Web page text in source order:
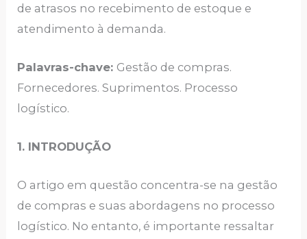
de atrasos no recebimento de estoque e
atendimento à demanda.
Palavras-chave: Gestão de compras.
Fornecedores. Suprimentos. Processo
logístico.
1. INTRODUÇÃO
O artigo em questão concentra-se na gestão
de compras e suas abordagens no processo
logístico. No entanto, é importante ressaltar